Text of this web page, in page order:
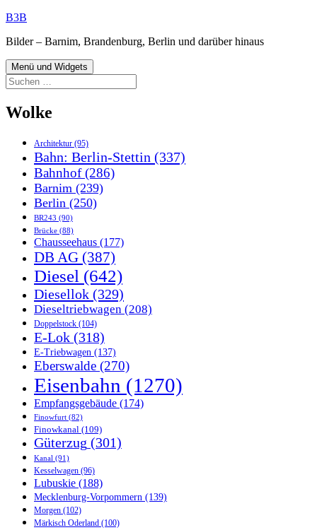
Zum
springen
B3B
Bilder – Barnim, Brandenburg, Berlin und darüber hinaus
Menü und Widgets
Suchen
nach:
Wolke
Architektur (95)
Bahn: Berlin-Stettin (337)
Bahnhof(286)
Barnim (239)
Berlin (250)
BR243 (90)
Brücke (88)
Chausseehaus (177)
DB AG (387)
Diesel (642)
Diesellok (329)
Dieseltriebwagen (208)
Doppelstock (104)
E-Lok (318)
E-Triebwagen (137)
Eberswalde (270)
Eisenbahn (1270)
Empfangsgebäude (174)
Finowfurt (82)
Finowkanal (109)
Güterzug (301)
Kanal (91)
Kesselwagen (96)
Lubuskie (188)
Mecklenburg-Vorpommern (139)
Morgen (102)
Märkisch Oderland (100)